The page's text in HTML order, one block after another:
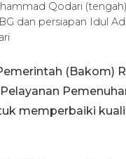
Qodari
dan persiapan Idul
(Bakom)
memperbaiki